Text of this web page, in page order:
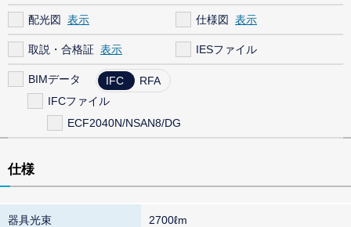
配光図 仕様図
取説・合格証 IESファイル
BIMデータ IFC
RFA
IFCファイル
ECF2040N/NSAN8/DG
仕様
器具光束 2700ℓm